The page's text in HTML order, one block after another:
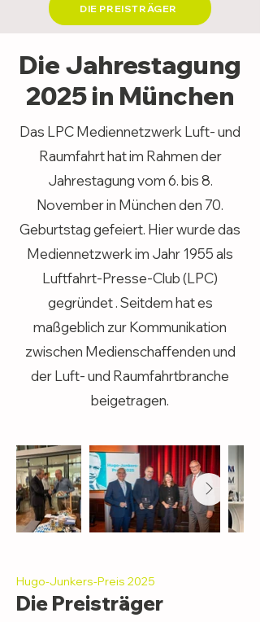
DIE PREISTRÄGER
Die Jahrestagung
2025 in München
Das LPC Mediennetzwerk Luft- und
Raumfahrt hat im Rahmen der
Jahrestagung vom 6. bis 8.
November in München den 70.
Geburtstag gefeiert. Hier wurde das
Mediennetzwerk im Jahr 1955 als
Luftfahrt-Presse-Club (LPC)
gegründet . Seitdem hat es
maßgeblich zur Kommunikation
zwischen Medienschaffenden und
der Luft- und Raumfahrtbranche
beigetragen.
Hugo-Junkers-Preis 2025
Die Preisträger